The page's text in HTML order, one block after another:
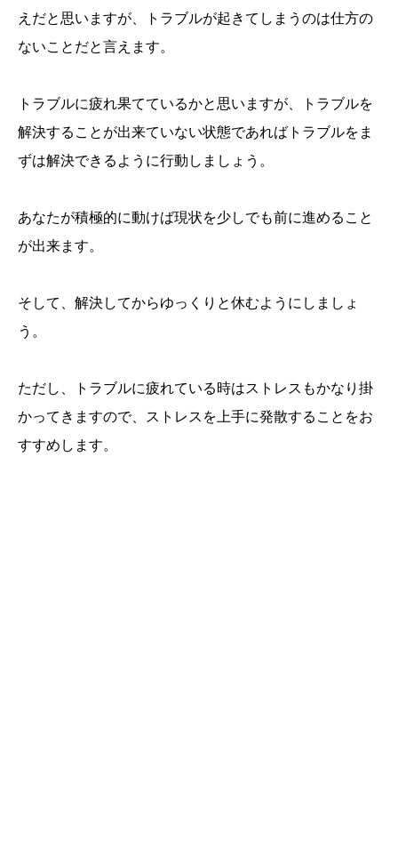
えだと思いますが、トラブルが起きてしまうのは仕方の
ないことだと言えます。
トラブルに疲れ果てているかと思いますが、トラブルを
解決することが出来ていない状態であればトラブルをま
ずは解決できるように行動しましょう。
あなたが積極的に動けば現状を少しでも前に進めること
が出来ます。
そして、解決してからゆっくりと休むようにしましょ
う。
ただし、トラブルに疲れている時はストレスもかなり掛
かってきますので、ストレスを上手に発散することをお
すすめします。